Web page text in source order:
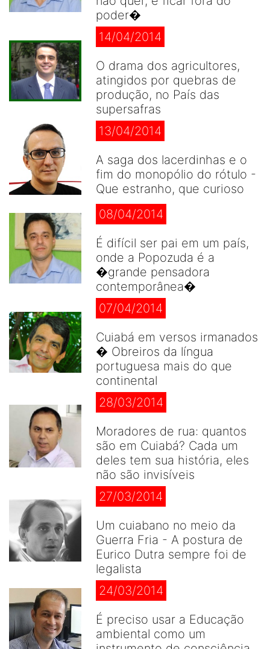
poder�
14/04/2014
O drama dos agricultores,
atingidos por quebras de
produção, no País das
supersafras
13/04/2014
A saga dos lacerdinhas e o
fim do monopólio do rótulo -
Que estranho, que curioso
08/04/2014
É difícil ser pai em um país,
onde a Popozuda é a
�grande pensadora
contemporânea�
07/04/2014
Cuiabá em versos irmanados
� Obreiros da língua
portuguesa mais do que
continental
28/03/2014
Moradores de rua: quantos
são em Cuiabá? Cada um
deles tem sua história, eles
não são invisíveis
27/03/2014
Um cuiabano no meio da
Guerra Fria - A postura de
Eurico Dutra sempre foi de
legalista
24/03/2014
É preciso usar a Educação
ambiental como um